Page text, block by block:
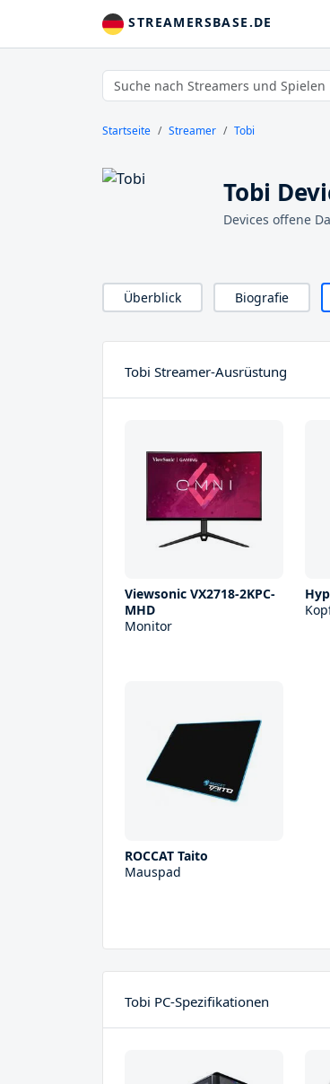
STREAMERSBASE.DE
Startseite Streamer Tobi
Tobi
Devices offene
Überblick Biografie
Tobi Streamer-Ausrüstung
Viewsonic VX2718-2KPC-
MHD
Monitor
ROCCAT Taito
Mauspad
Tobi PC-Spezifikationen